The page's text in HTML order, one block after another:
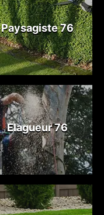
Paysagiste 76
Elagueur 76